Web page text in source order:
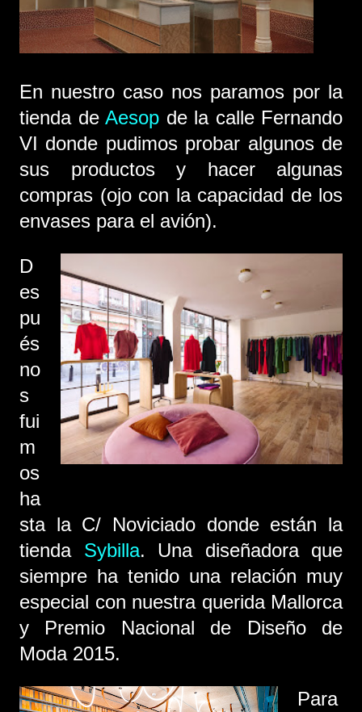
En nuestro caso nos paramos por la
tienda de Aesop de la calle Fernando
VI donde pudimos probar algunos de
sus productos y hacer algunas
compras (ojo con la capacidad de los
envases para el avión).
D
es
pu
és
no
s
fui
m
os
ha
sta la C/ Noviciado donde están la
tienda Sybilla. Una diseñadora que
siempre ha tenido una relación muy
especial con nuestra querida Mallorca
y Premio Nacional de Diseño de
Moda 2015.
Para